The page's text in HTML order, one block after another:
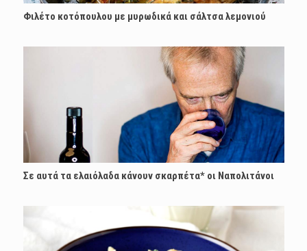
Φιλέτο κοτόπουλου με µυρωδικά και σάλτσα λεµονιού
Σε αυτά τα ελαιόλαδα κάνουν σκαρπέτα* οι Ναπολιτάνοι